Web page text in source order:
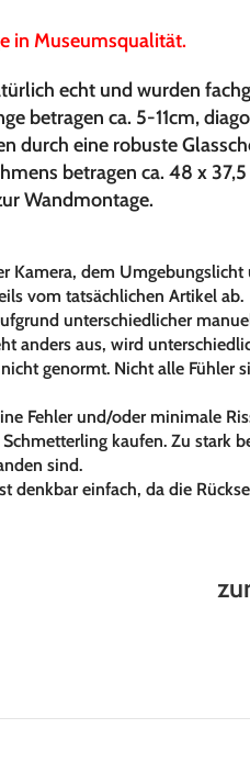
in Museumsqualität.
echt und wurden
betragen ca. 5-11cm,
durch eine robuste
betragen ca. 48 x
Wandmontage.
Kamera, dem
vom tatsächlichen Artikel ab.
unterschiedlicher
anders aus, wird
genormt. Nicht alle
Fehler und/oder minimale
kaufen. Zu stark
sind.
denkbar einfach, da die